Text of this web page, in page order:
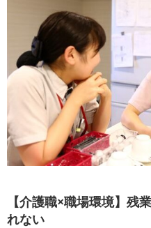
【介護職×職場環境】残
れない